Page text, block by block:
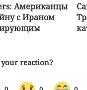
Американцы
с Ираном